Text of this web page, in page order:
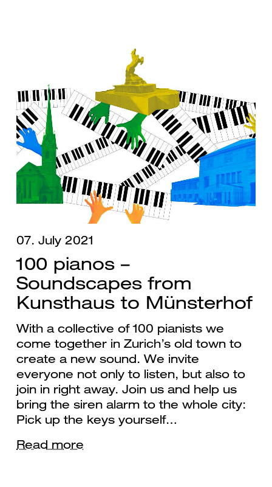
07. July 2021
100 pianos –
Soundscapes from
Kunsthaus to Münsterhof
With a collective of 100 pianists we
come together in Zurich’s old town to
create a new sound. We invite
everyone not only to listen, but also to
join in right away. Join us and help us
bring the siren alarm to the whole city:
Pick up the keys yourself…
Read more